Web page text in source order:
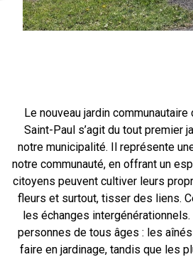
Le nouveau jardin
Saint-Paul s’agit du tout premier
notre municipalité. Il représente
notre communauté, en offrant un
citoyens peuvent cultiver leurs
fleurs et surtout, tisser des liens.
les échanges
personnes de tous âges : les
faire en jardinage, tandis que les